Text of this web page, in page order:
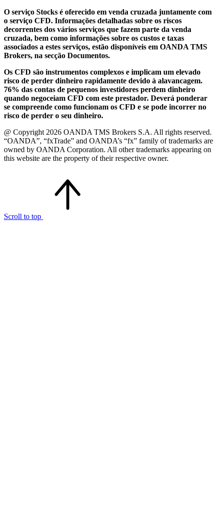
O serviço Stocks é oferecido em venda cruzada juntamente com
o serviço CFD. Informações detalhadas sobre os riscos
decorrentes dos vários serviços que fazem parte da venda
cruzada, bem como informações sobre os custos e taxas
associados a estes serviços, estão disponíveis em OANDA TMS
Brokers, na secção Documentos.
Os CFD são instrumentos complexos e implicam um elevado
risco de perder dinheiro rapidamente devido à alavancagem.
76% das contas de pequenos investidores perdem dinheiro
quando negoceiam CFD com este prestador. Deverá ponderar
se compreende como funcionam os CFD e se pode incorrer no
risco de perder o seu dinheiro.
@ Copyright 2026 OANDA TMS Brokers S.A. All rights reserved.
“OANDA”, “fxTrade” and OANDA’s “fx” family of trademarks are
owned by OANDA Corporation. All other trademarks appearing on
this website are the property of their respective owner.
Scroll to top